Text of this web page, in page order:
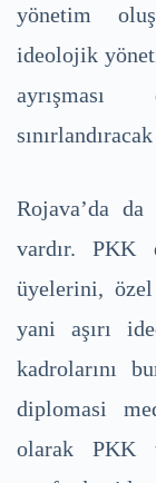
yönetim
ideolojik
Rojava’da
vardır. PKK
üyelerini,
yani aşırı
kadrolarını
diplomasi
olarak PKK